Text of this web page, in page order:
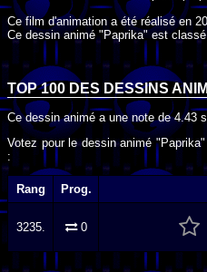
Ce film d'animation a été réalisé en
Ce dessin animé "Paprika" est
TOP 100 DESDESSINS
Ce dessin animé a une note de4.43
Votez pour le dessin animé
:
Rang Prog.
3235. 0